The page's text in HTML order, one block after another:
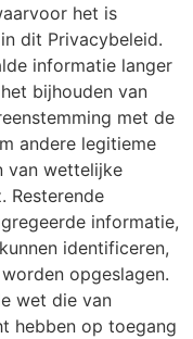
het is
dit Privacybeleid.
informatie langer
bijhouden van
met de
andere legitieme
van wettelijke
Resterende
informatie,
identificeren,
opgeslagen.
wet die van
hebben op toegang